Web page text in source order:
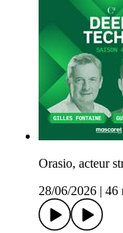
Orasio, acteur
28/06/2026
46